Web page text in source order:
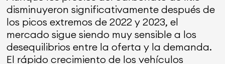
disminuyeron significativamente después de
los picos extremos de 2022 y 2023, el
mercado sigue siendo muy sensible a los
desequilibrios entre la oferta y la demanda.
El rápido crecimiento de los vehículos